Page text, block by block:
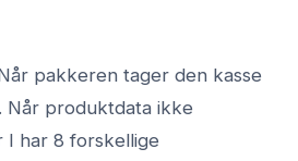
pakkeren tager den kasse
produktdata ikke
I har 8 forskellige